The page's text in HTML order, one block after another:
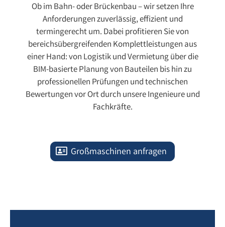
Ob im Bahn- oder Brückenbau – wir setzen Ihre
Anforderungen zuverlässig, effizient und
termingerecht um. Dabei profitieren Sie von
bereichsübergreifenden Komplettleistungen aus
einer Hand: von Logistik und Vermietung über die
BIM-basierte Planung von Bauteilen bis hin zu
professionellen Prüfungen und technischen
Bewertungen vor Ort durch unsere Ingenieure und
Fachkräfte.
Großmaschinen anfragen